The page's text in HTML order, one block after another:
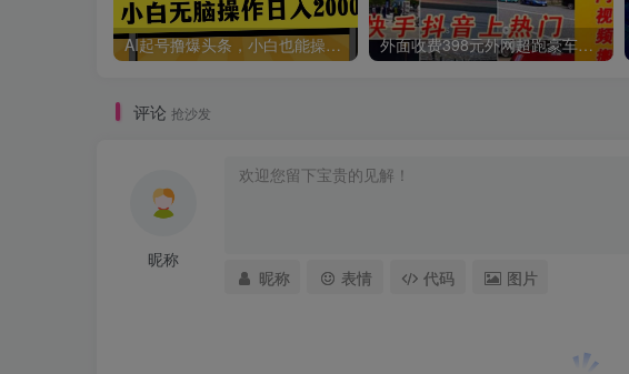
AI起号撸爆头条，小白也能操作，日入2000+ 外面收费398元外网超跑豪车汽车视频搬运至快手抖音上热门项目
评论 抢沙发
昵称
昵称 表情 代码 图片